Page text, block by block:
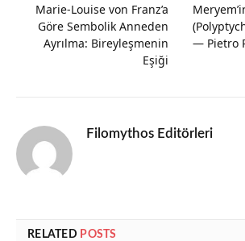
Marie-Louise von Franz’a
Göre Sembolik Anneden
Ayrılma: Bireyleşmenin
Eşiği
— Pietro
Filomythos Editörleri
RELATED POSTS